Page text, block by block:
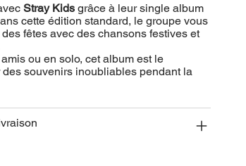
Stray Kids grâce à leur single album
cette édition standard, le groupe vous
fêtes avec des chansons festives et
ou en solo, cet album est le
souvenirs inoubliables pendant la